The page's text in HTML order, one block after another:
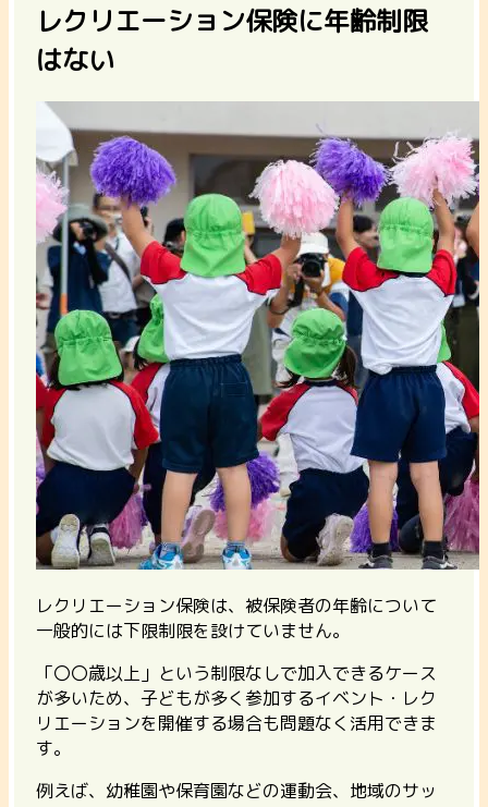
レクリエーション保険に年齢制限
はない
レクリエーション保険は、被保険者の年齢について
一般的には下限制限を設けていません。
「〇〇歳以上」という制限なしで加入できるケース
が多いため、子どもが多く参加するイベント・レク
リエーションを開催する場合も問題なく活用できま
す。
例えば、幼稚園や保育園などの運動会、地域のサッ